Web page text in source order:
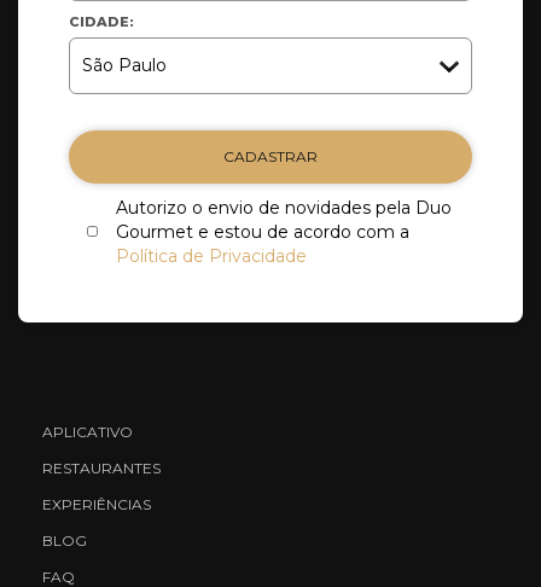
CIDADE:
CADASTRAR
Autorizo o envio de novidades pela Duo
Gourmet e estou de acordo com a
Política de Privacidade
APLICATIVO
RESTAURANTES
EXPERIÊNCIAS
BLOG
FAQ